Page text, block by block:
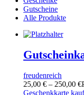
Gutscheine
Alle Produkte
freudenreich
25,00 € – 250,00 €
Geschenkkarte